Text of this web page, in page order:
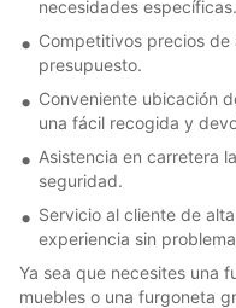
necesidades específicas.
Competitivos precios de
presupuesto.
Conveniente ubicación
una fácil recogida y
Asistencia en carretera
seguridad.
Servicio al cliente de
experiencia sin
Ya sea que necesites una
muebles o una furgoneta